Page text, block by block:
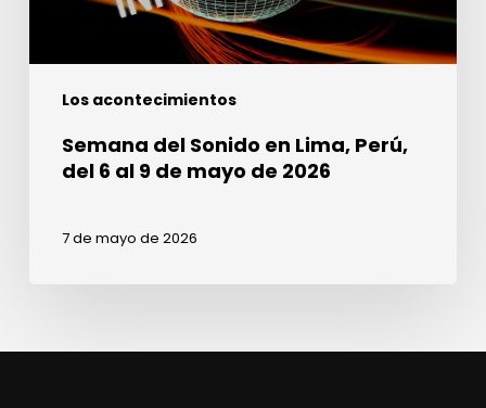
Los acontecimientos
mayo
2026Semana del Sonido en Lima, Perú,
del 6 al 9 de mayo de 2026
7 de mayo de 2026